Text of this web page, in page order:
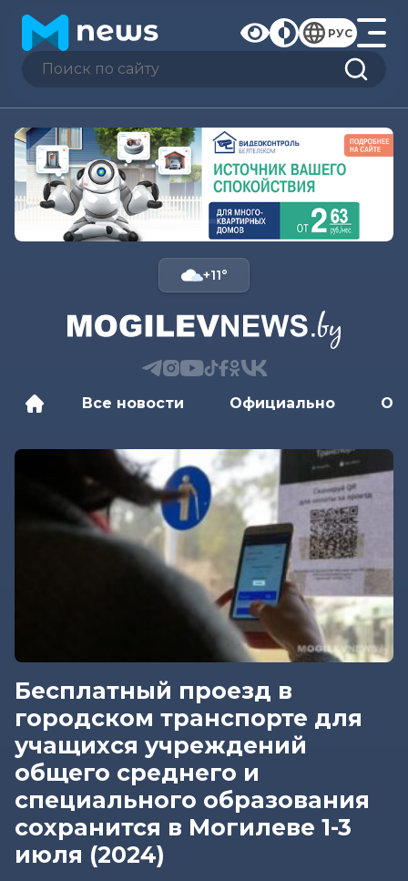
РУС
+11°
Все новости Официально
Бесплатный проезд в
городском транспорте для
учащихся учреждений
общего среднего и
специального образования
сохранится в Могилеве 1-3
июля (2024)